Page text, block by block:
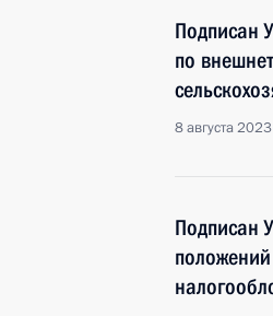
Подписан
по
8 августа
Подписан